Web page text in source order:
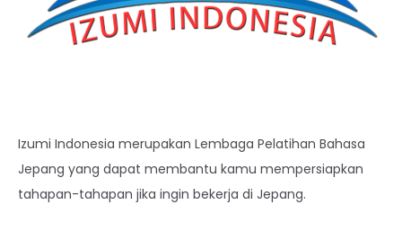
Izumi Indonesia merupakan Lembaga Pelatihan Bahasa
Jepang yang dapat membantu kamu mempersiapkan
tahapan-tahapan jika ingin bekerja di Jepang.